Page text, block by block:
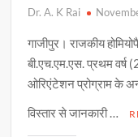
Dr. A. K Rai
गाजीपुर। राजकीय
बी.एच.एम.एस. प्रथम वर्ष
ओरिएंटेशन प्रोग्राम के
विस्तार से जानकारी …